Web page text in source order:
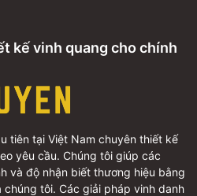
kế vinh quang cho chính
tiên tại Việt Nam chuyên thiết kế
yêu cầu. Chúng tôi giúp các
và độ nhận biết thương hiệu bằng
tôi. Các giải pháp vinh danh